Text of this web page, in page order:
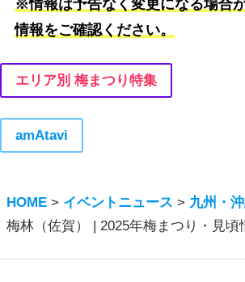
※情報は予告なく変更になる場合
情報をご確認ください。
エリア別 梅まつり特集
amAtavi
HOME > イベントニュース > 九州・
梅林（佐賀） | 2025年梅まつり・見頃